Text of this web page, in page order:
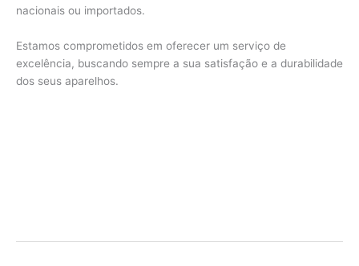
nacionais ou importados.
Estamos comprometidos em oferecer um serviço de
excelência, buscando sempre a sua satisfação e a durabilidade
dos seus aparelhos.